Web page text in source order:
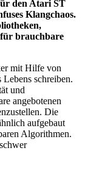
den Atari ST
Klangchaos.
brauchbare
mit Hilfe von
schreiben.
und
angebotenen
Die
aufgebaut
Algorithmen.